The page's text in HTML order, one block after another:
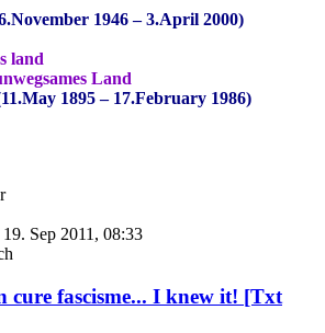
1946 – 3.April 2000)
land
Land
1895 – 17.February 1986)
Sep 2011, 08:33
cure fascisme... I knew it! [Txt